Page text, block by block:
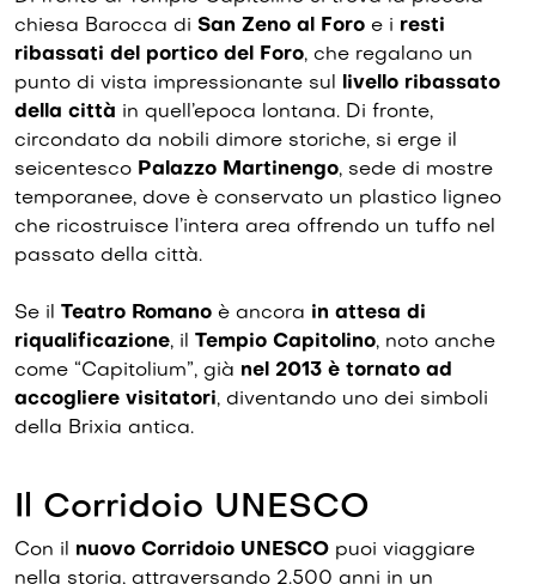
chiesa Barocca di San Zeno al Foro e i resti
ribassati del portico del Foro, che regalano un
punto di vista impressionante sul livello ribassato
della città in quell’epoca lontana. Di fronte,
circondato da nobili dimore storiche, si erge il
seicentesco Palazzo Martinengo, sede di mostre
temporanee, dove è conservato un plastico ligneo
che ricostruisce l’intera area offrendo un tuffo nel
passato della città.
Se il Teatro Romano è ancora in attesa di
riqualificazione, il Tempio Capitolino, noto anche
come “Capitolium”, già nel 2013 è tornato ad
accogliere visitatori, diventando uno dei simboli
della Brixia antica.
Il Corridoio UNESCO
Con il nuovo Corridoio UNESCO puoi viaggiare
nella storia, attraversando 2.500 anni in un